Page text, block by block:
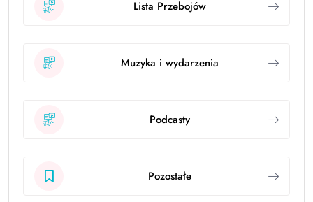
Lista Przebojów
Muzyka i wydarzenia
Podcasty
Pozostałe